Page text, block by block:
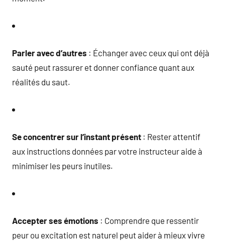
Parler avec d’autres : Échanger avec ceux qui ont déjà
sauté peut rassurer et donner confiance quant aux
réalités du saut.
Se concentrer sur l’instant présent : Rester attentif
aux instructions données par votre instructeur aide à
minimiser les peurs inutiles.
Accepter ses émotions : Comprendre que ressentir
peur ou excitation est naturel peut aider à mieux vivre